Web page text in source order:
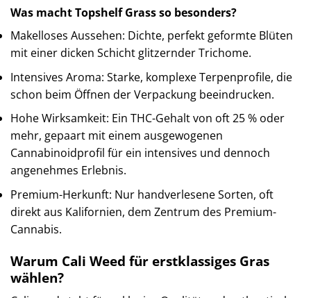
Was macht Topshelf Grass so besonders?
Makelloses Aussehen: Dichte, perfekt geformte Blüten
mit einer dicken Schicht glitzernder Trichome.
Intensives Aroma: Starke, komplexe Terpenprofile, die
schon beim Öffnen der Verpackung beeindrucken.
Hohe Wirksamkeit: Ein THC-Gehalt von oft 25 % oder
mehr, gepaart mit einem ausgewogenen
Cannabinoidprofil für ein intensives und dennoch
angenehmes Erlebnis.
Premium-Herkunft: Nur handverlesene Sorten, oft
direkt aus Kalifornien, dem Zentrum des Premium-
Cannabis.
Warum Cali Weed für erstklassiges Gras
wählen?